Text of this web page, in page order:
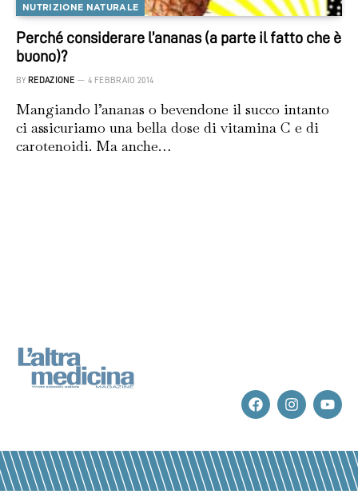
NUTRIZIONE NATURALE
Perché considerare l’ananas (a parte il fatto che è
buono)?
BY REDAZIONE 4 FEBBRAIO 2014
Mangiando l’ananas o bevendone il succo intanto
ci assicuriamo una bella dose di vitamina C e di
carotenoidi. Ma anche…